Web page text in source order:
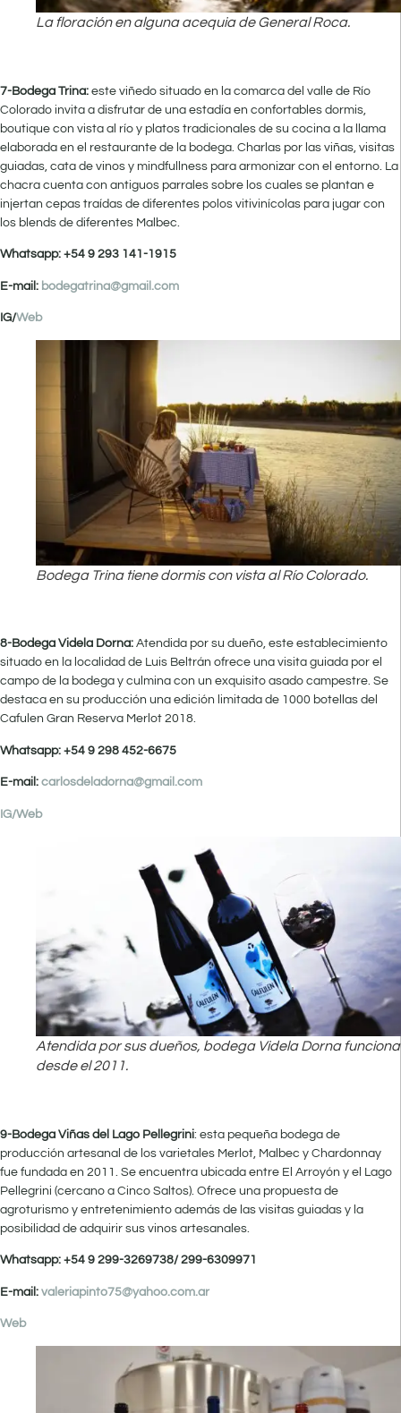
La floración en alguna acequia de General Roca.
7-Bodega Trina: este viñedo situado en la comarca del valle de Río
Colorado invita a disfrutar de una estadía en confortables dormis,
boutique con vista al río y platos tradicionales de su cocina a la llama
elaborada en el restaurante de la bodega. Charlas por las viñas, visitas
guiadas, cata de vinos y mindfullness para armonizar con el entorno. La
chacra cuenta con antiguos parrales sobre los cuales se plantan e
injertan cepas traídas de diferentes polos vitivinícolas para jugar con
los blends de diferentes Malbec.
Whatsapp: +54 9 293 141-1915
E-mail: bodegatrina@gmail.com
IG/Web
Bodega Trina tiene dormis con vista al Río Colorado.
8-Bodega Videla Dorna: Atendida por su dueño, este establecimiento
situado en la localidad de Luis Beltrán ofrece una visita guiada por el
campo de la bodega y culmina con un exquisito asado campestre. Se
destaca en su producción una edición limitada de 1000 botellas del
Cafulen Gran Reserva Merlot 2018.
Whatsapp: +54 9 298 452-6675
E-mail: carlosdeladorna@gmail.com
IG/Web
Atendida por sus dueños, bodega Videla Dorna funciona
desde el 2011.
9-Bodega Viñas del Lago Pellegrini: esta pequeña bodega de
producción artesanal de los varietales Merlot, Malbec y Chardonnay
fue fundada en 2011. Se encuentra ubicada entre El Arroyón y el Lago
Pellegrini (cercano a Cinco Saltos). Ofrece una propuesta de
agroturismo y entretenimiento además de las visitas guiadas y la
posibilidad de adquirir sus vinos artesanales.
Whatsapp: +54 9 299-3269738/ 299-6309971
E-mail: valeriapinto75@yahoo.com.ar
Web